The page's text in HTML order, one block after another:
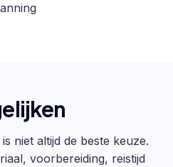
niet altijd de beste keuze.
voorbereiding, reistijd